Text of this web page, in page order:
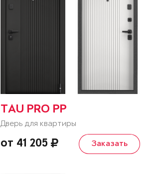
TAU PRO PP
Дверь для квартиры
от 41 205 Заказать